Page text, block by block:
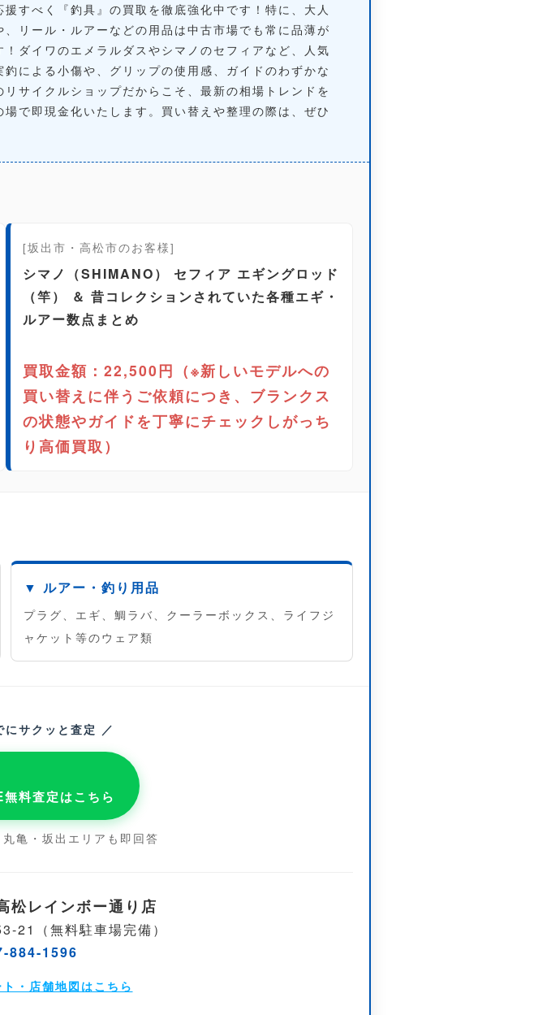
すべく『釣具 』の買取を徹底強化中です！特に、大人
、リール・ルアーなどの用品は中古市場でも常に品薄が
ダイワのエメラルダスやシマノのセフィアなど、人気
による小傷や、グリップの使用感、ガイドのわずかな
リサイクルショップだからこそ、最新の相場トレンドを
で即現金化いたします。買い替えや整理の際は、ぜひ
[坂出市・高松市のお客様]
シマノ（SHIMANO） セフィア エギングロッド
（竿） ＆ 昔コレクションされていた各種エギ・
ルアー数点まとめ
買取金額：22,500円（※新しいモデルへの
買い替えに伴うご依頼につき、ブランクス
の状態やガイドを丁寧にチェックしがっち
り高価買取）
▼ ルアー・釣り用品
プラグ、エギ、鯛ラバ、クーラーボックス、ライフジ
ャケット等のウェア類
サクッと査定 ／
料査定はこちら
亀・坂出エリアも即回答
松レインボー通り店
21（無料駐車場完備）
884-1596
・店舗地図はこちら